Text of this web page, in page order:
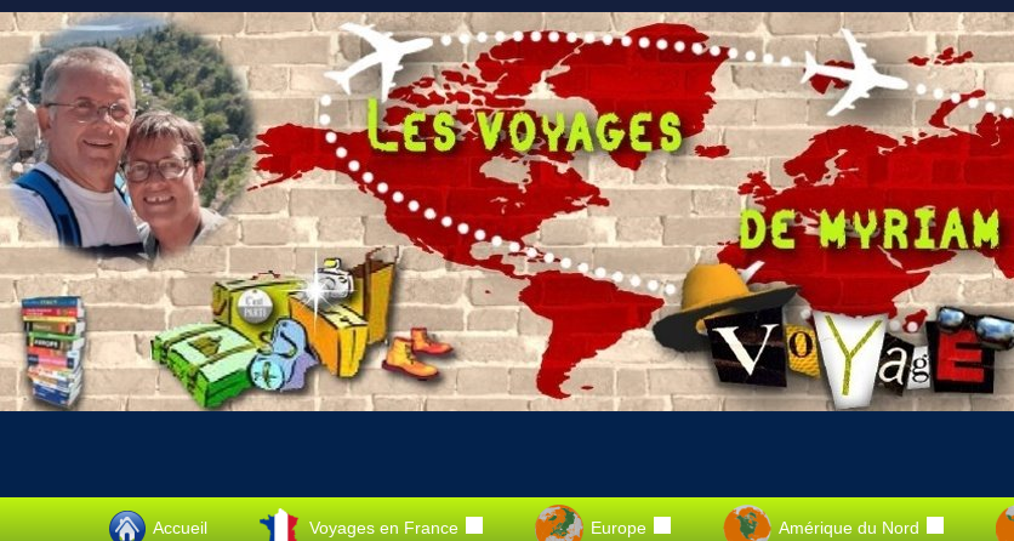
Accueil Voyages en France Europe Amérique du Nord